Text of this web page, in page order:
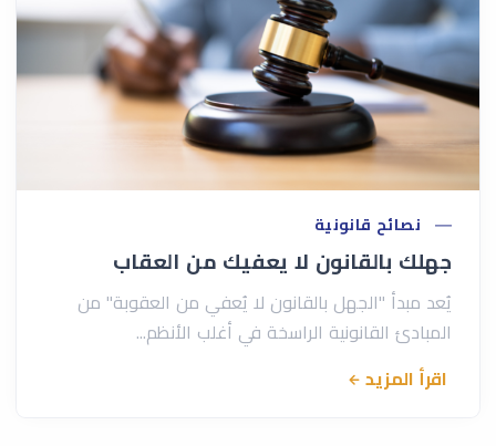
نصائح قانونية
جهلك بالقانون لا يعفيك من العقاب
يُعد مبدأ "الجهل بالقانون لا يُعفي من العقوبة" من
المبادئ القانونية الراسخة في أغلب الأنظم...
اقرأ المزيد